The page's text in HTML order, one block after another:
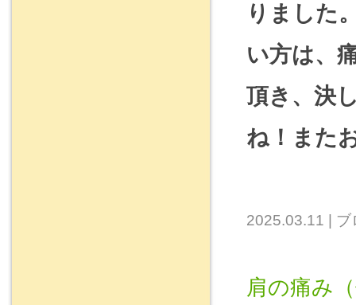
りました
い方は、
頂き、決
ね！また
2025.03.11 ブ
肩の痛み